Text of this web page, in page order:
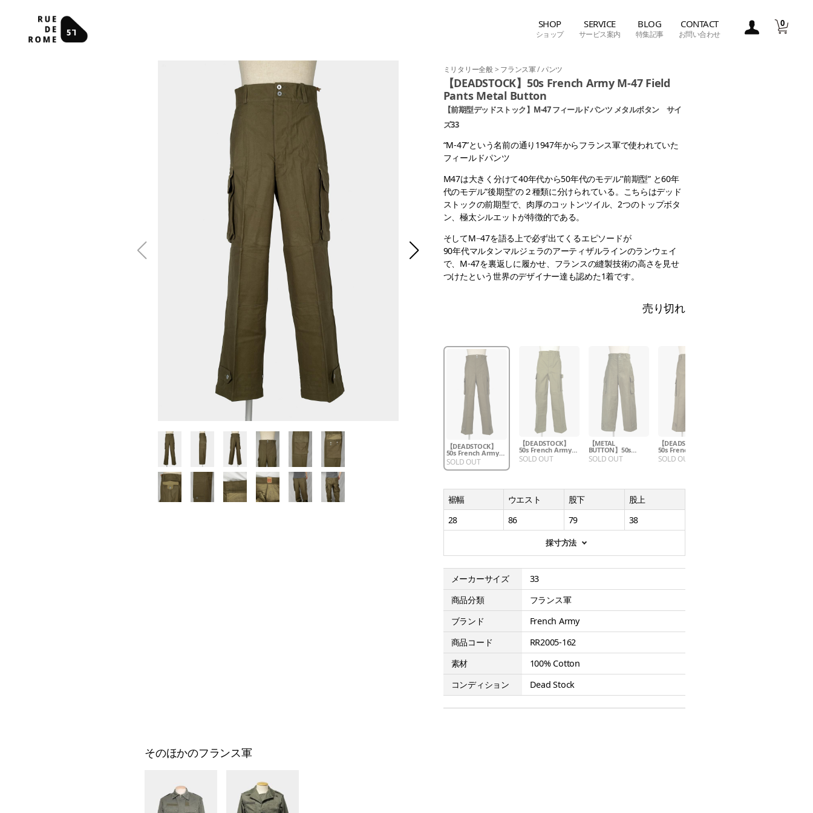
SHOP
ショップ
SERVICE
サービス案内
BLOG
特集記事
CONTACT
お問い合わせ
0
ミリタリー全般> フランス軍/パンツ
【DEADSTOCK】50s French Army M-47 Field
Pants Metal Button
【前期型デッドストック】M-47 フィールドパンツ メタルボタン サイ
ズ33
“M-47”という名前の通り1947年からフランス軍で使われていた
フィールドパンツ
M47は大きく分けて40年代から50年代のモデル”前期型” と60年
代のモデル”後期型”の２種類に分けられている。こちらはデッド
ストックの前期型で、肉厚のコットンツイル、2つのトップボタ
ン、極太シルエットが特徴的である。
そしてM−47を語る上で必ず出てくるエピソードが
90年代マルタンマルジェラのアーティザルラインのランウェイ
で、M-47を裏返しに履かせ、フランスの縫製技術の高さを見せ
つけたという世界のデザイナー達も認めた1着です。
売り切れ
【DEADSTOCK】
50s French Army
M-47 Field Pants
Metal Button
SOLD OUT
【DEADSTOCK】
50s French Army
M-47 Field Pants
SOLD OUT
【METAL
BUTTON】50s
French Army M-47
Field Pants
SOLD OUT
【DEADSTOCK】
50s French Army
M-47 Field Pants
SOLD OUT
裾幅 ウエスト 股下
股上
28
86 79 38
採寸方法
メーカーサイズ
33
商品分類
フランス軍
ブランド
French Army
商品コード
RR2005-162
素材
100% Cotton
コンディション
Dead Stock
そのほかのフランス軍